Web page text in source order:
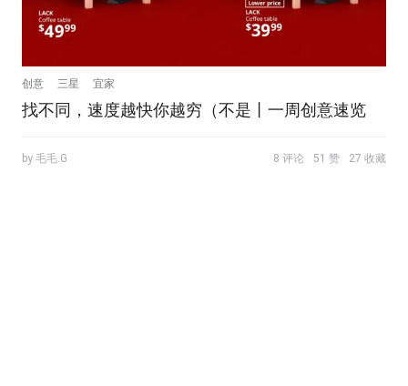
创意 三星 宜家
找不同，速度越快你越穷（不是丨一周创意速览
by 毛毛.G 8 评论 51 赞 27 收藏